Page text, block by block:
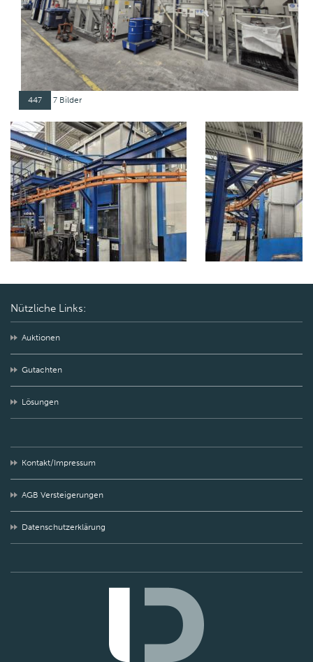
447 7 Bilder
Nützliche Links:
Auktionen
Gutachten
Lösungen
Kontakt/Impressum
AGB Versteigerungen
Datenschutzerklärung